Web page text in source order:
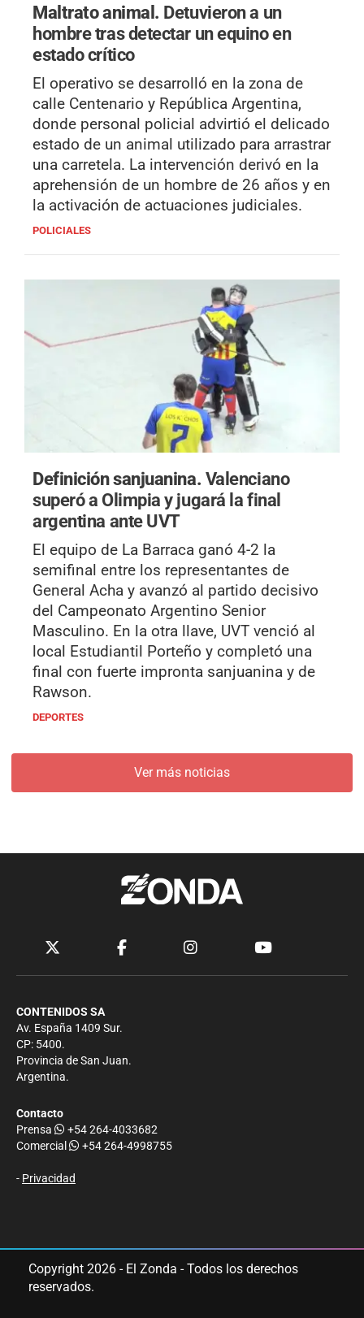
Maltrato animal. Detuvieron a un
hombre tras detectar un equino en
estado crítico
El operativo se desarrolló en la zona de
calle Centenario y República Argentina,
donde personal policial advirtió el delicado
estado de un animal utilizado para arrastrar
una carretela. La intervención derivó en la
aprehensión de un hombre de 26 años y en
la activación de actuaciones judiciales.
POLICIALES
Definición sanjuanina. Valenciano
superó a Olimpia y jugará la final
argentina ante UVT
El equipo de La Barraca ganó 4-2 la
semifinal entre los representantes de
General Acha y avanzó al partido decisivo
del Campeonato Argentino Senior
Masculino. En la otra llave, UVT venció al
local Estudiantil Porteño y completó una
final con fuerte impronta sanjuanina y de
Rawson.
DEPORTES
Ver más noticias
CONTENIDOS SA
Av. España 1409 Sur.
CP: 5400.
Provincia de San Juan.
Argentina.
Contacto
Prensa
+54 264-4033682
Comercial
+54 264-4998755
- Privacidad
Copyright 2026 - El Zonda - Todos los derechos
reservados.